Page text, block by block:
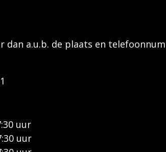
dan a.u.b. de plaats en
uur
uur